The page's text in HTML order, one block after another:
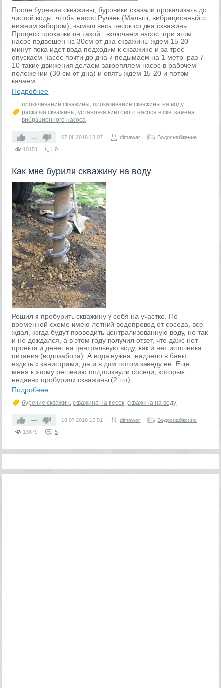
После бурения скважины, буровики сказали прокачивать до
чистой воды, чтобы насос Ручеек (Малыш, вибрационный с
нижним забором), вымыл весь песок со дна скважины.
Процесс прокачки он такой: включаем насос, при этом
насос подвешен на 30см от дна скважины ждем 15-20
минут пока идет вода подходим к скважине и за трос
опускаем насос почти до дна и подымаем на 1 метр, раз 7-
10 такие движения делаем закрепляем насос в рабочем
положении (30 см от дна) и опять ждем 15-20 и потом
качаем.
Подробнее
прокачивание скважины, прокачивание скважины на воду,
раскачка скважины,установка винтового насоса в скв,замена
вибрационного насоса
— 07.08.2018 13:07 dimawar
Водоснабжение
10151
0
Как мне бурили скважину на воду
Решил я пробурить скважину у себя на участке. По
временной схеме имею летний водопровод от соседа, все
ждал, когда будут проводить централизованную воду, но так
и не дождался, а в этом году получил ответ, что даже нет
проекта и денег на центральную воду, как и нет источника
питания (водозабора). А вода нужна, надоело в баню
ездить с канистрами, да и в дом потом заведу ее. Еще,
меня к этому решению подтолкнули соседи, которые
недавно пробурили скважины (2 шт).
Подробнее
бурение скважин,скважина на песок,скважина на воду
— 18.07.2018 15:51 dimawar
Водоснабжение
13879
5